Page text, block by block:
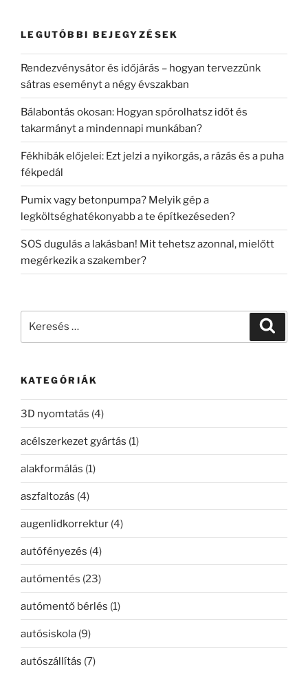
LEGUTÓBBI BEJEGYZÉSEK
Rendezvénysátor és időjárás – hogyan tervezzünk
sátras eseményt a négy évszakban
Bálabontás okosan: Hogyan spórolhatsz időt és
takarmányt a mindennapi munkában?
Fékhibák előjelei: Ezt jelzi a nyikorgás, a rázás és a puha
fékpedál
Pumix vagy betonpumpa? Melyik gép a
legköltséghatékonyabb a te építkezéseden?
SOS dugulás a lakásban! Mit tehetsz azonnal, mielőtt
megérkezik a szakember?
KATEGÓRIÁK
3D nyomtatás (4)
acélszerkezet gyártás (1)
alakformálás (1)
aszfaltozás (4)
augenlidkorrektur (4)
autófényezés (4)
autómentés (23)
autómentő bérlés (1)
autósiskola (9)
autószállítás (7)